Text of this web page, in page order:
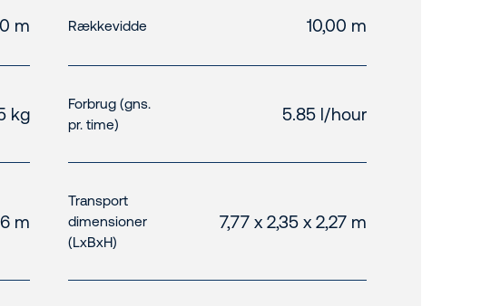
m Rækkevidde 10,00 m
kg
Forbrug (gns.
pr. time)
5.85 l/hour
m
Transport
dimensioner
(LxBxH)
7,77 x 2,35 x 2,27 m